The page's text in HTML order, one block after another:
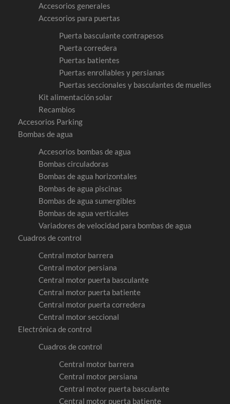
Accesorios generales
Accesorios para puertas
Puerta basculante contrapesos
Puerta corredera
Puertas batientes
Puertas enrollables y persianas
Puertas seccionales y basculantes de muelles
Kit alimentación solar
Recambios
Accesorios Parking
Bombas de agua
Accesorios bombas de agua
Bombas circuladoras
Bombas de agua horizontales
Bombas de agua piscinas
Bombas de agua sumergibles
Bombas de agua verticales
Variadores de velocidad para bombas de agua
Cuadros de control
Central motor barrera
Central motor persiana
Central motor puerta basculante
Central motor puerta batiente
Central motor puerta corredera
Central motor seccional
Electrónica de control
Cuadros de control
Central motor barrera
Central motor persiana
Central motor puerta basculante
Central motor puerta batiente